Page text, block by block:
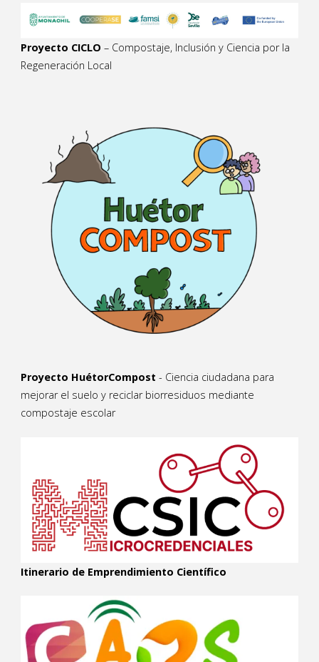
Proyecto CICLO – Compostaje, Inclusión y Ciencia por la
Regeneración Local
Proyecto HuétorCompost - Ciencia ciudadana para
mejorar el suelo y reciclar biorresiduos mediante
compostaje escolar
Itinerario de Emprendimiento Científico